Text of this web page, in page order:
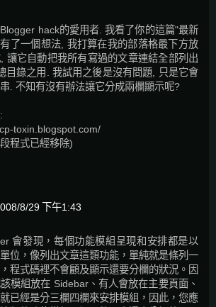
hack的愛用者. 我看了你的這篇"最新
了一個想法, 我打算在我的部落格最下方放
讓它自動把我所有寫過的文章連結全部列出
目錄之用. 我試用之後是沒有問題, 只是它會
. 不知有沒有辦法讓它分成兩欄顯示呢?
toxin.blogspot.com/
程式已經移除)
8/29 下午1:43
會發現，每個功能模組呈現和安排都是以
位，像列出文章這類功能，單純就是條列一
程式碼裡不會顧及顯示還要分欄的狀況。因
模組放在 Sidebar、有人會放在主要頁面、
已經是分三欄四欄來安排模組，因此，您應